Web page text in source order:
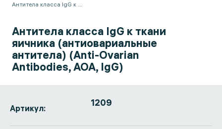
Антитела класса IgG к ...
Антитела класса IgG к ткани
яичника (антиовариальные
антитела) (Anti-Ovarian
Antibodies, AOA, IgG)
Артикул: 1209